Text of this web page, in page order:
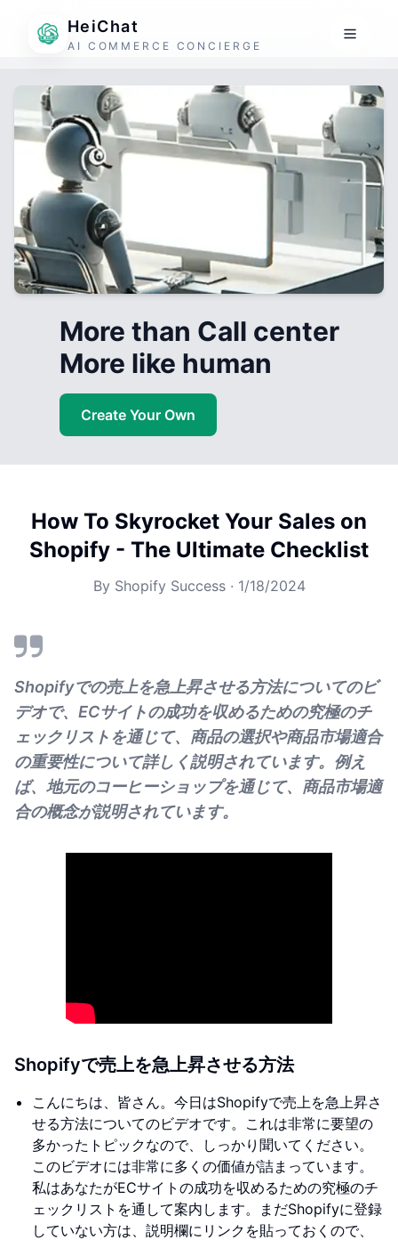
HeiChat
AI COMMERCE CONCIERGE
More than Call center
More like human
Create Your Own
How To Skyrocket Your Sales on
Shopify - The Ultimate Checklist
By Shopify Success· 1/18/2024
Shopifyでの売上を急上昇させる方法についてのビ
デオで、ECサイトの成功を収めるための究極のチ
ェックリストを通じて、商品の選択や商品市場適合
の重要性について詳しく説明されています。例え
ば、地元のコーヒーショップを通じて、商品市場適
合の概念が説明されています。
Shopifyで売上を急上昇させる方法
こんにちは、皆さん。今日はShopifyで売上を急上昇さ
せる方法についてのビデオです。これは非常に要望の
多かったトピックなので、しっかり聞いてください。
このビデオには非常に多くの価値が詰まっています。
私はあなたがECサイトの成功を収めるための究極のチ
ェックリストを通して案内します。まだShopifyに登録
していない方は、説明欄にリンクを貼っておくので、